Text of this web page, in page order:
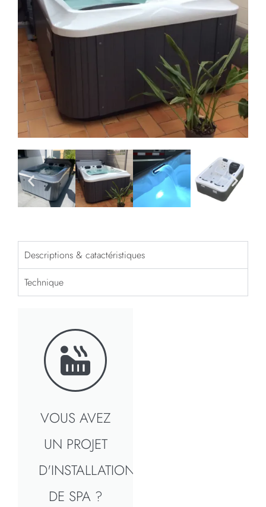
Descriptions & catactéristiques
Technique
VOUS AVEZ
UN PROJET
D'INSTALLATION
DE SPA ?